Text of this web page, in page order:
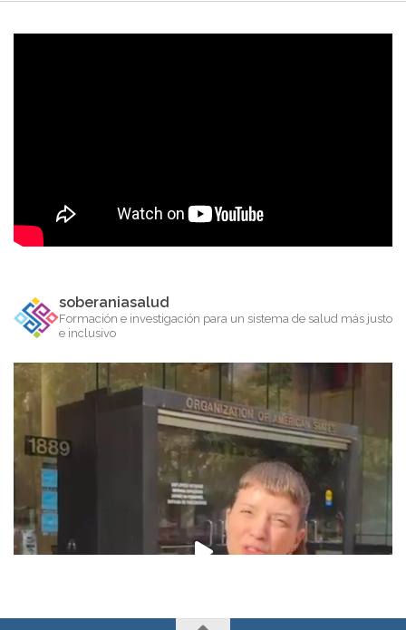
soberaniasalud
Formación e investigación para un sistema de salud más justo
e inclusivo